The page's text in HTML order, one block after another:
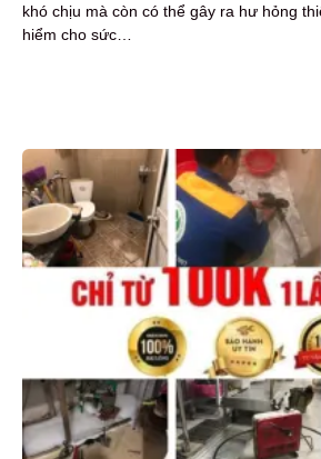
khó chịu mà còn có thể gây ra hư hỏng
hiểm cho sức…